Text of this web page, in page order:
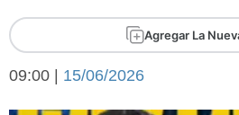
Cines
Economía y campo
Con el
Agregar La
09:00 | 15/06/2026